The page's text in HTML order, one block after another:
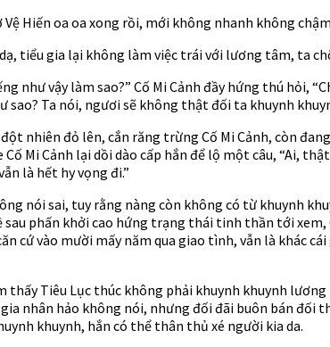
Vệ Hiến oa oa xong rồi, mới không nhanh không
tiểu gia lại không làm việc trái với lương tâm, ta
như vậy làm sao?” Cố Mi Cảnh đầy hứng thú
sao? Ta nói, ngươi sẽ không thật đối ta khuynh
nhiên đỏ lên, cắn răng trừng Cố Mi Cảnh, còn
Cố Mi Cảnh lại dồi dào cấp hắn để lộ một câu, “Ai,
là hết hy vọng đi.”
nói sai, tuy rằng nàng còn không có từ khuynh
sau phấn khởi cao hứng trạng thái tinh thần tới
cứ vào mười mấy năm qua giao tình, vẫn là khác
thấy Tiêu Lục thúc không phải khuynh khuynh
nhân hảo không nói, nhưng đối đãi buôn bán
khuynh, hắn có thể thân thủ xé người kia da.